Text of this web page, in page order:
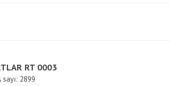
RT 0003
sayı: 2899